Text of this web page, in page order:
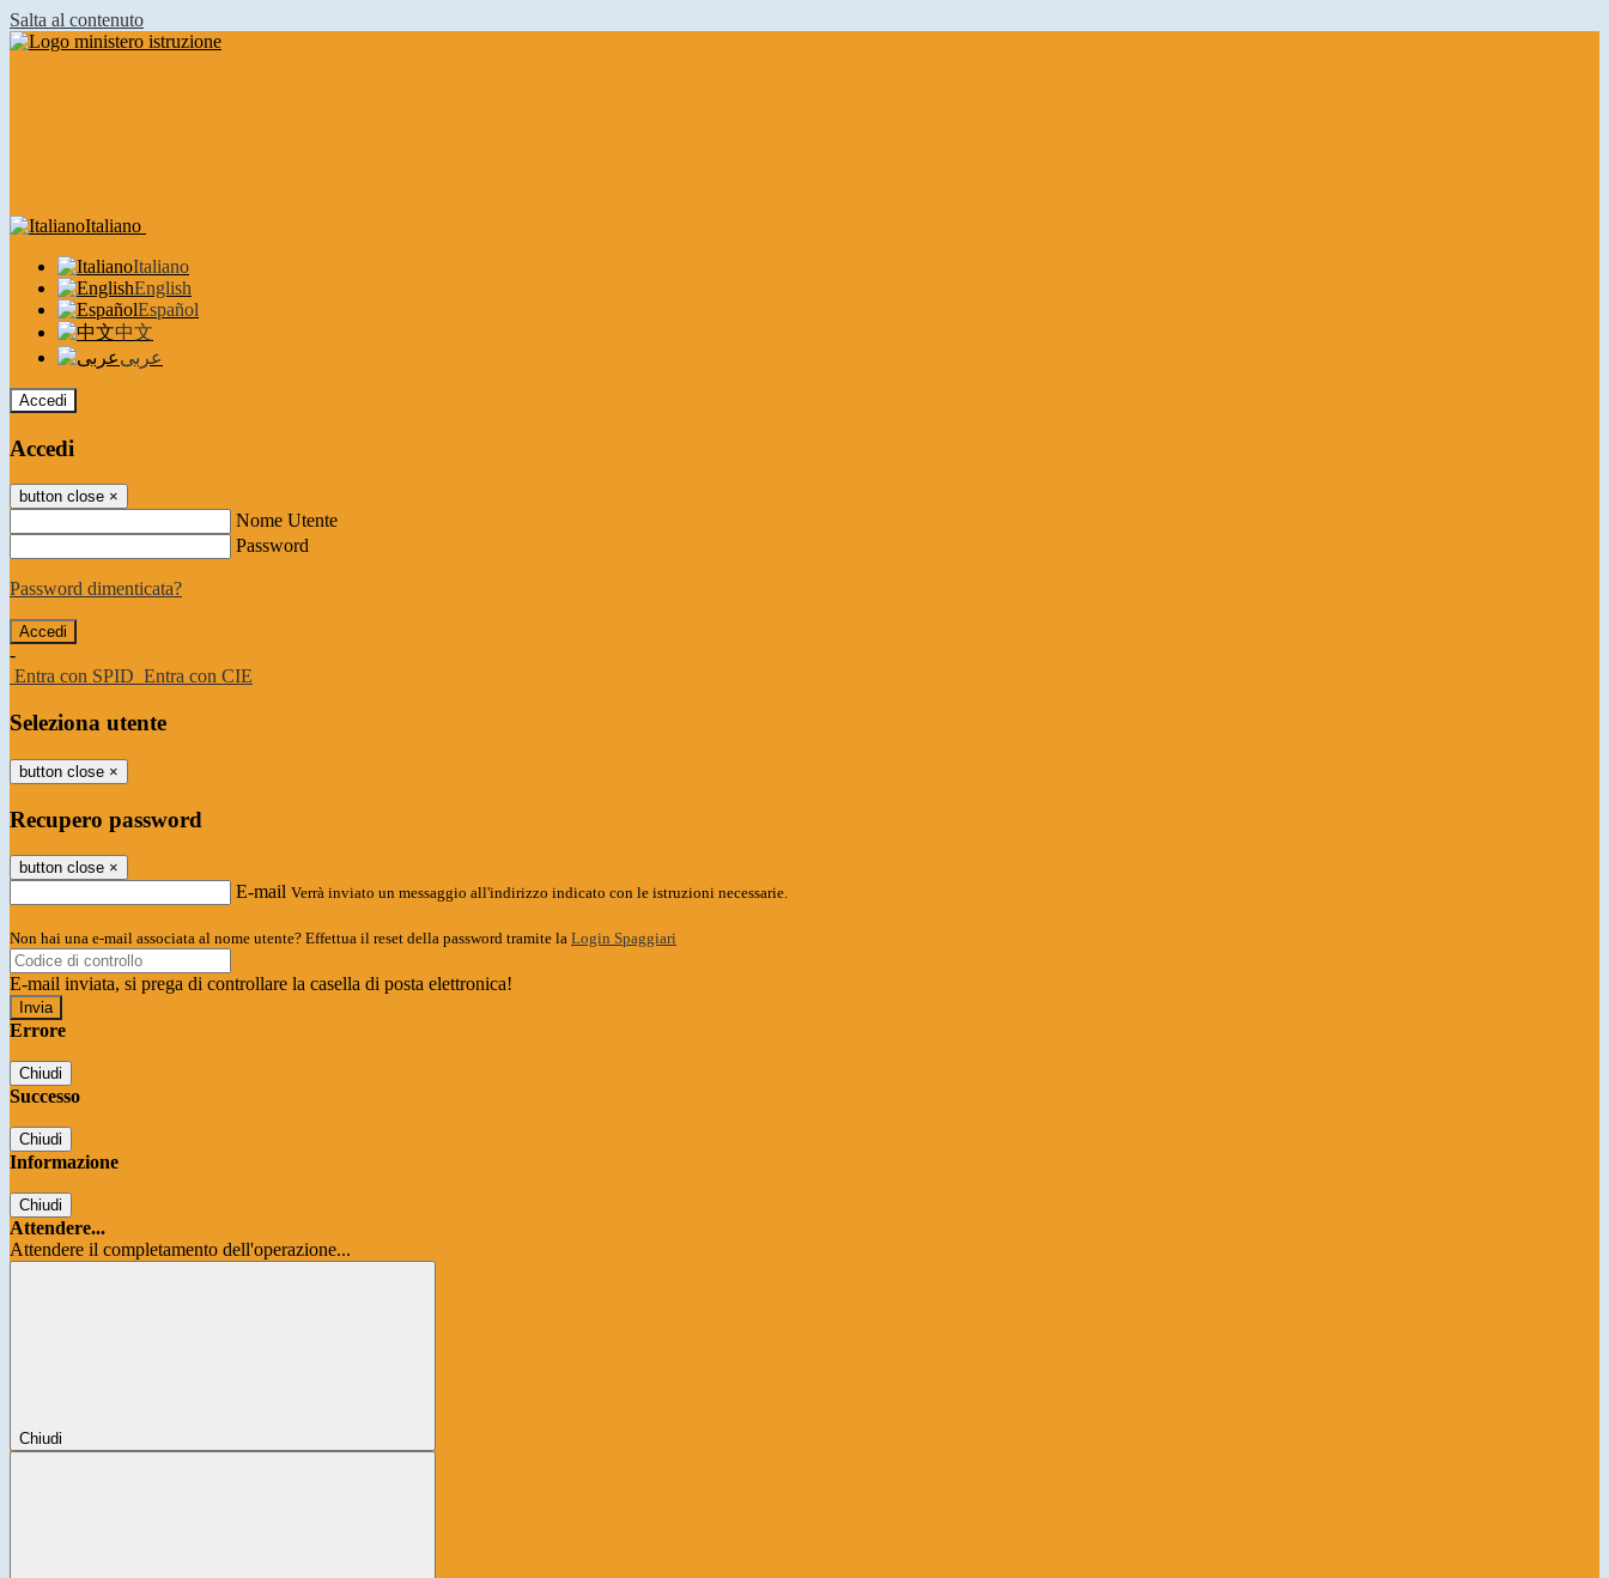
Salta al contenuto
Italiano
Italiano
English
Español
中文
عربى
Accedi
Accedi
button close ×
Nome Utente
Password
Password dimenticata?
-
Entra con SPID Entra con CIE
Seleziona utente
button close ×
Recupero password
button close ×
E-mail Verrà inviato un messaggio all'indirizzo indicato con le istruzioni necessarie.
Non hai una e-mail associata al nome utente? Effettua il reset della password tramite la Login Spaggiari
E-mail inviata, si prega di controllare la casella di posta elettronica!
Errore
Chiudi
Successo
Chiudi
Informazione
Chiudi
Attendere...
Attendere il completamento dell'operazione...
Chiudi